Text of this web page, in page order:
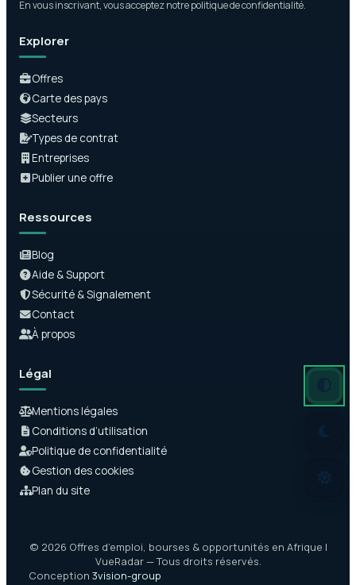
En vous inscrivant, vous acceptez notre politique de confidentialité.
Explorer
Offres
Carte des pays
Secteurs
Types de contrat
Entreprises
Publier une offre
Ressources
Blog
Aide & Support
Sécurité & Signalement
Contact
À propos
Légal
Mentions légales
Conditions d’utilisation
Politique de confidentialité
Gestion des cookies
Plan du site
© 2026 Offres d’emploi, bourses & opportunités en Afrique |
VueRadar — Tous droits réservés.
Conception 3vision-group
Mode
Mode
Mode clair